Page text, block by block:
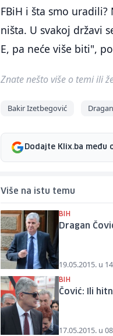
FBiH i šta smo
ništa. U svakoj državi
E, pa neće više biti",
Znate nešto više o temi ili
Bakir Izetbegović
Dodajte Klix.ba među
Više na istu temu
BIH
Dragan
19.05.2015. u
BIH
Čović: Ili
17.05.2015. u